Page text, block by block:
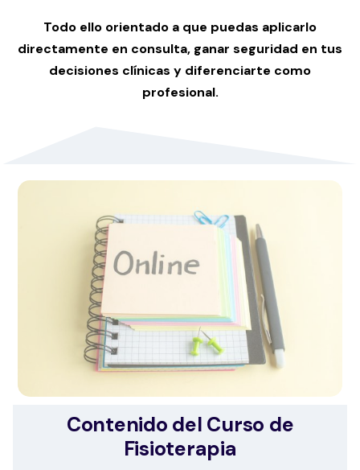
Todo ello orientado a que puedas aplicarlo
directamente en consulta, ganar seguridad en tus
decisiones clínicas y diferenciarte como
profesional.
Contenido del Curso de
Fisioterapia